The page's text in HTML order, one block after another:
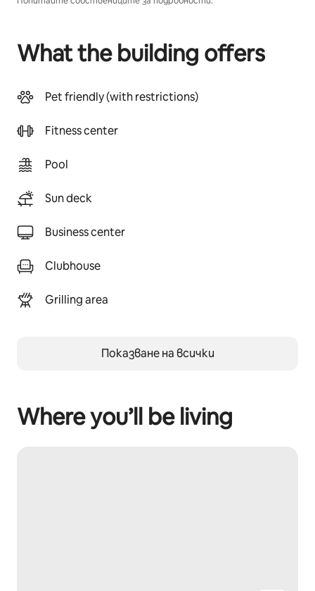
What the building offers
Pet friendly (with restrictions)
Fitness center
Pool
Sun deck
Business center
Clubhouse
Grilling area
Показване на всички
Where you’ll be living